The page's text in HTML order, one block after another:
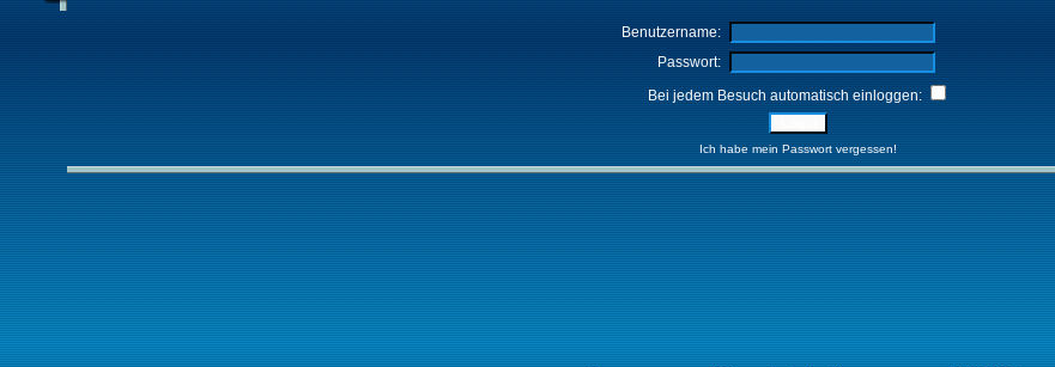
Benutzername:
Passwort:
Bei jedem Besuch automatisch einloggen:
Ich habe mein Passwort vergessen!